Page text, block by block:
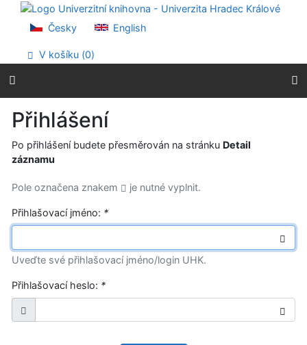
Přejít na obsah
Přejít na menu
Prohlášení o webové přístupnosti
Česky English
V košíku (0)
Přihlášení
Po přihlášení budete přesměrován na stránku Detail
záznamu
Pole označena znakem je nutné vyplnit.
Přihlašovací jméno: *
Uveďte své přihlašovací jméno/login UHK.
Přihlašovací heslo: *